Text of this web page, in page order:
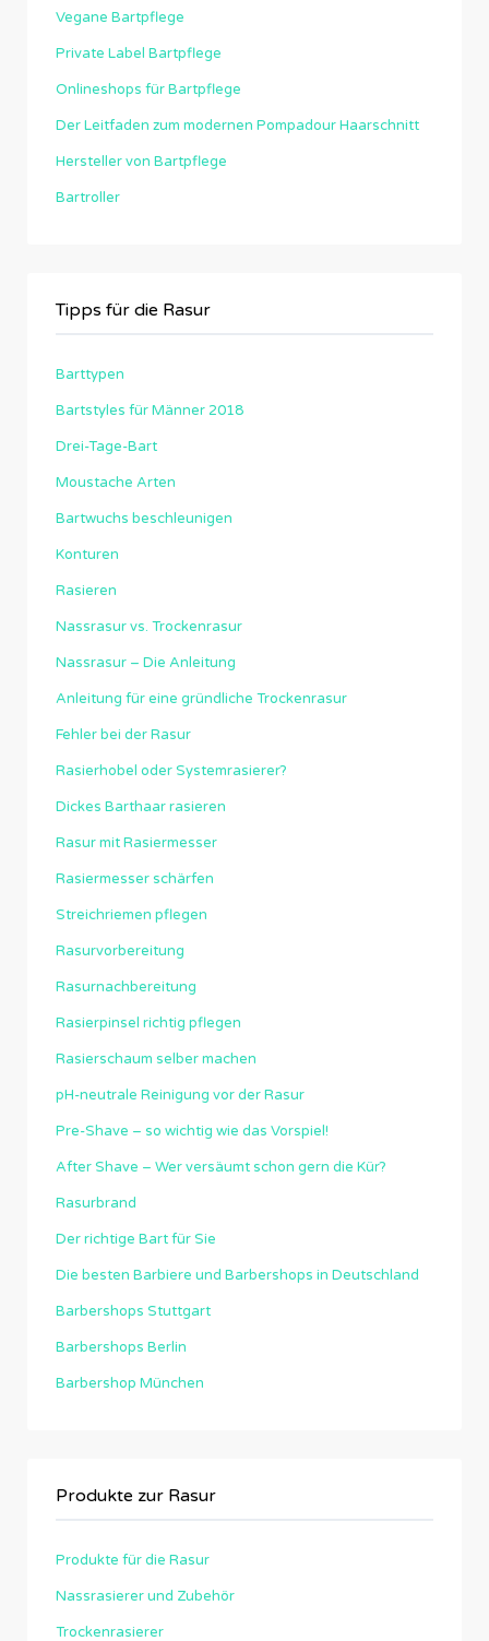
Vegane Bartpflege
Private Label Bartpflege
Onlineshops für Bartpflege
Der Leitfaden zum modernen Pompadour Haarschnitt
Hersteller von Bartpflege
Bartroller
Tipps für die Rasur
Barttypen
Bartstyles für Männer 2018
Drei-Tage-Bart
Moustache Arten
Bartwuchs beschleunigen
Konturen
Rasieren
Nassrasur vs. Trockenrasur
Nassrasur – Die Anleitung
Anleitung für eine gründliche Trockenrasur
Fehler bei der Rasur
Rasierhobel oder Systemrasierer?
Dickes Barthaar rasieren
Rasur mit Rasiermesser
Rasiermesser schärfen
Streichriemen pflegen
Rasurvorbereitung
Rasurnachbereitung
Rasierpinsel richtig pflegen
Rasierschaum selber machen
pH-neutrale Reinigung vor der Rasur
Pre-Shave – so wichtig wie das Vorspiel!
After Shave – Wer versäumt schon gern die Kür?
Rasurbrand
Der richtige Bart für Sie
Die besten Barbiere und Barbershops in Deutschland
Barbershops Stuttgart
Barbershops Berlin
Barbershop München
Produkte zur Rasur
Produkte für die Rasur
Nassrasierer und Zubehör
Trockenrasierer